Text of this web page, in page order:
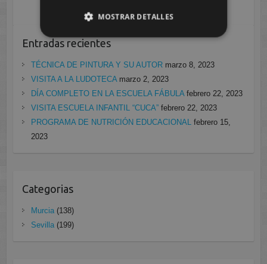
Entradas recientes
TÉCNICA DE PINTURA Y SU AUTOR marzo 8, 2023
VISITA A LA LUDOTECA marzo 2, 2023
DÍA COMPLETO EN LA ESCUELA FÁBULA febrero 22, 2023
VISITA ESCUELA INFANTIL “CUCA” febrero 22, 2023
PROGRAMA DE NUTRICIÓN EDUCACIONAL febrero 15,
2023
Categorias
Murcia(138)
Sevilla(199)
MOSTRAR DETALLES